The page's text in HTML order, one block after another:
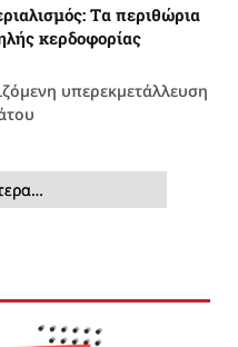
Tα περιθώρια
κερδοφορίας
υπερεκμετάλλευση